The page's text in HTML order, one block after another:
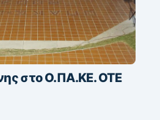
στο Ο.ΠΑ.ΚΕ. ΟΤΕ